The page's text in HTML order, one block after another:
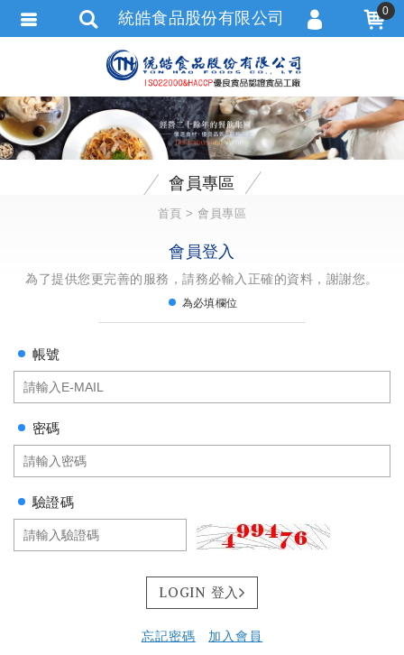
會員專區
首頁 會員專區
會員登入
為了提供您更完善的服務，請務必輸入正確的資料，謝謝您。
為必填欄位
帳號
密碼
驗證碼
LOGIN 登入
忘記密碼 加入會員
統皓食品股份有限公司 0
會員登入
會員註冊
忘記密碼
訂單查詢